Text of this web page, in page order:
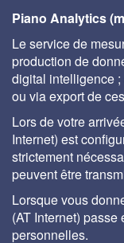
Piano Analytics
Le service de
production de
digital intelligence
ou via export de
Lors de votre
Internet) est
strictement
peuvent être
Lorsque vous
(AT Internet)
personnelles.